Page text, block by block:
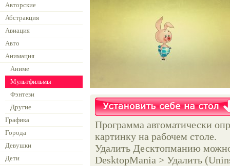
Авторские
Абстракция
Авиация
Авто
Анимация
Аниме
Мультфильмы
Фэнтези
Другие
Графика
Города
Девушки
Дети
Программа автоматически
картинку на рабочем столе.
Удалить Десктопманию
DesktopMania > Удалить